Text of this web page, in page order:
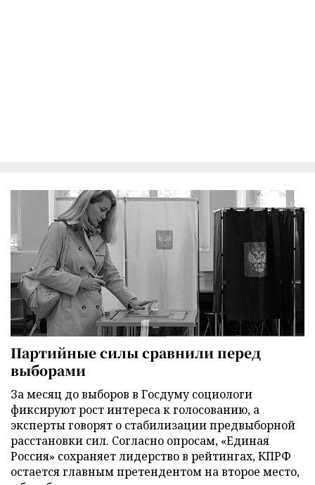
Партийные силы сравнили перед
выборами
За месяц до выборов в Госдуму социологи
фиксируют рост интереса к голосованию, а
эксперты говорят о стабилизации предвыборной
расстановки сил. Согласно опросам, «Единая
Россия» сохраняет лидерство в рейтингах, КПРФ
остается главным претендентом на второе место,